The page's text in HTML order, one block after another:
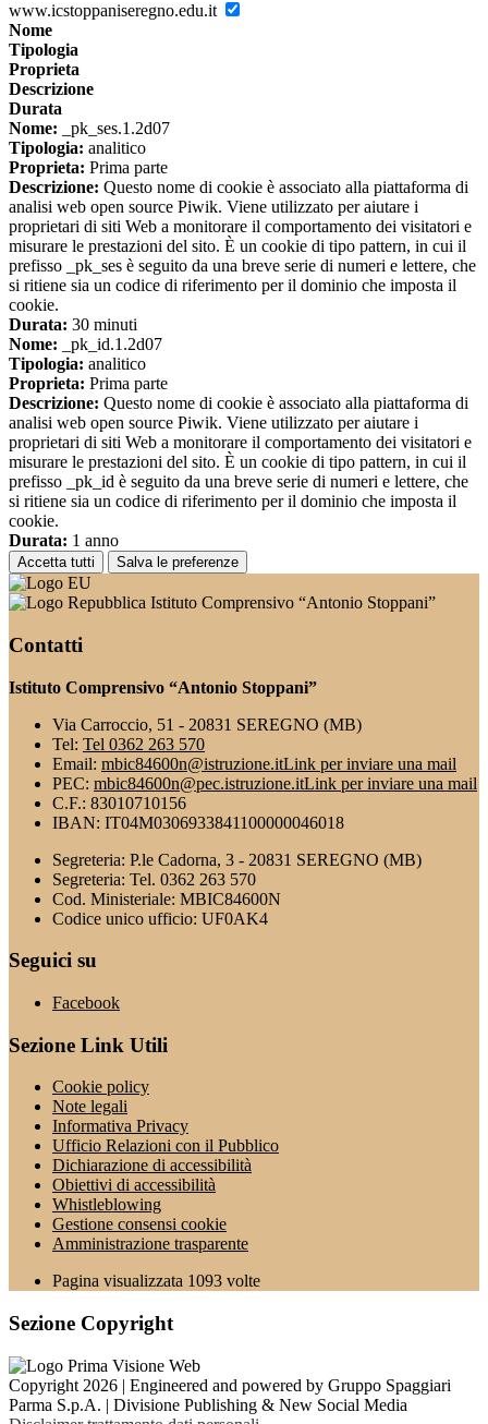
www.icstoppaniseregno.edu.it
Nome
Tipologia
Proprieta
Descrizione
Durata
Nome: _pk_ses.1.2d07
Tipologia: analitico
Proprieta: Prima parte
Descrizione: Questo nome di cookie è associato alla piattaforma di
analisi web open source Piwik. Viene utilizzato per aiutare i
proprietari di siti Web a monitorare il comportamento dei visitatori e
misurare le prestazioni del sito. È un cookie di tipo pattern, in cui il
prefisso _pk_ses è seguito da una breve serie di numeri e lettere, che
si ritiene sia un codice di riferimento per il dominio che imposta il
cookie.
Durata: 30 minuti
Nome: _pk_id.1.2d07
Tipologia: analitico
Proprieta: Prima parte
Descrizione: Questo nome di cookie è associato alla piattaforma di
analisi web open source Piwik. Viene utilizzato per aiutare i
proprietari di siti Web a monitorare il comportamento dei visitatori e
misurare le prestazioni del sito. È un cookie di tipo pattern, in cui il
prefisso _pk_id è seguito da una breve serie di numeri e lettere, che
si ritiene sia un codice di riferimento per il dominio che imposta il
cookie.
Durata: 1 anno
Accetta tutti Salva le preferenze
Istituto Comprensivo “Antonio Stoppani”
Contatti
Istituto Comprensivo “Antonio Stoppani”
Via Carroccio, 51 - 20831 SEREGNO (MB)
Tel: Tel 0362 263 570
Email: mbic84600n@istruzione.itLink per inviare una mail
PEC: mbic84600n@pec.istruzione.itLink per inviare una mail
C.F.: 83010710156
IBAN: IT04M0306933841100000046018
Segreteria: P.le Cadorna, 3 - 20831 SEREGNO (MB)
Segreteria: Tel. 0362 263 570
Cod. Ministeriale: MBIC84600N
Codice unico ufficio: UF0AK4
Seguici su
Facebook
Sezione Link Utili
Cookie policy
Note legali
Informativa Privacy
Ufficio Relazioni con il Pubblico
Dichiarazione di accessibilità
Obiettivi di accessibilità
Whistleblowing
Gestione consensi cookie
Amministrazione trasparente
Pagina visualizzata 1093 volte
Sezione Copyright
Copyright 2026 | Engineered and powered by Gruppo Spaggiari
Parma S.p.A. | Divisione Publishing & New Social Media